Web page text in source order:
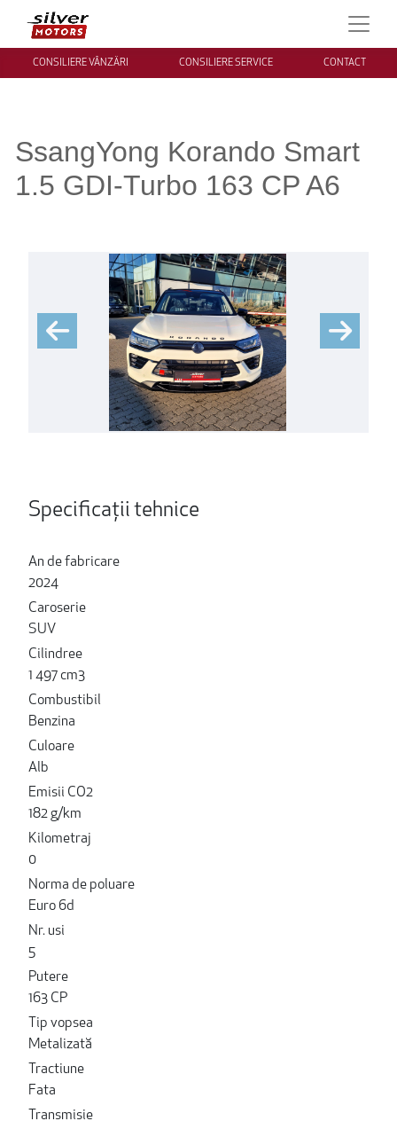
CONSILIERE VÂNZĂRI CONSILIERE SERVICE CONTACT
SsangYong Korando Smart
1.5 GDI-Turbo 163 CP A6
Specificații tehnice
An de fabricare
2024
Caroserie
SUV
Cilindree
1 497 cm3
Combustibil
Benzina
Culoare
Alb
Emisii CO2
182 g/km
Kilometraj
0
Norma de poluare
Euro 6d
Nr. usi
5
Putere
163 CP
Tip vopsea
Metalizată
Tractiune
Fata
Transmisie